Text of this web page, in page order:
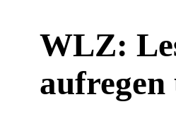
WLZ:
aufregen